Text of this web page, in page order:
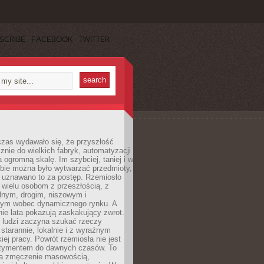
FACEBOOK TWITTER
wydawało się, że przyszłość
do wielkich fabryk, automatyzacji
ogromną skalę. Im szybciej, taniej i w
można było wytwarzać przedmioty,
to za postęp. Rzemiosło
wielu osobom z przeszłością, z
drogim, niszowym i
wobec dynamicznego rynku. A
lata pokazują zaskakujący zwrot.
ludzi zaczyna szukać rzeczy
lokalnie i z wyraźnym
pracy. Powrót rzemiosła nie jest
do dawnych czasów. To
zmęczenie masowością,